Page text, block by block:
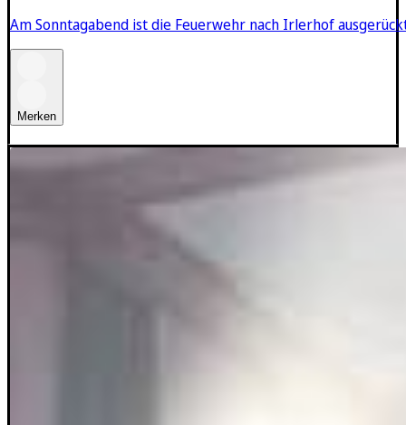
Am Sonntagabend ist die Feuerwehr nach Irlerhof
Merken